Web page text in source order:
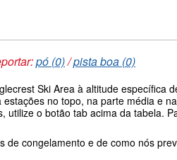
pó (0)/pista boa (0)
Ski Area à altitude específica
no topo, na parte média e
utilize o botão tab acima da tabela.
de congelamento e de como nós